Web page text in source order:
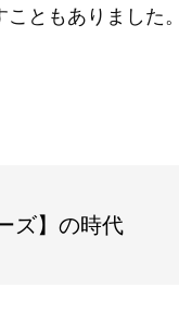
ともありました。
ズ】の時代